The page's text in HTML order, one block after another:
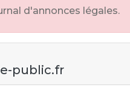
d'annonces légales.
public.fr